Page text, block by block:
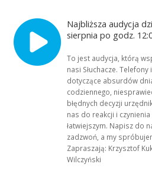
Najbliższa audycja
sierpnia po godz.
To jest audycja, którą
nasi Słuchacze. Telefony
dotyczące absurdów
codziennego,
błędnych decyzji
nas do reakcji i czynienia
łatwiejszym. Napisz do
zadzwoń, a my
Zapraszają: Krzysztof
Wilczyński